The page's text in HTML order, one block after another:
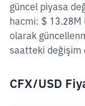
güncel piyasa
hacmi: $ 13.28M
olarak
saatteki değişim
CFX/USD